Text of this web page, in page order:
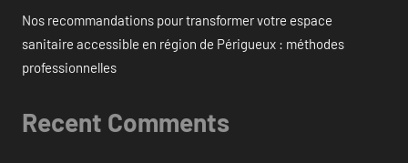
Nos recommandations pour transformer votre espace
sanitaire accessible en région de Périgueux : méthodes
professionnelles
Recent Comments